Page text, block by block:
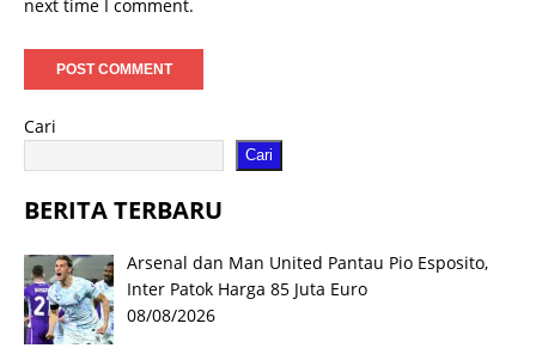
next time I comment.
Cari
Cari
BERITA TERBARU
Arsenal dan Man United Pantau Pio Esposito,
Inter Patok Harga 85 Juta Euro
08/08/2026